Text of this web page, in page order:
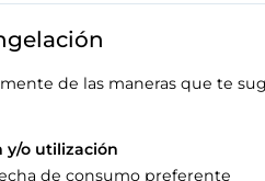
de las maneras que te
y/o utilización
de consumo preferente